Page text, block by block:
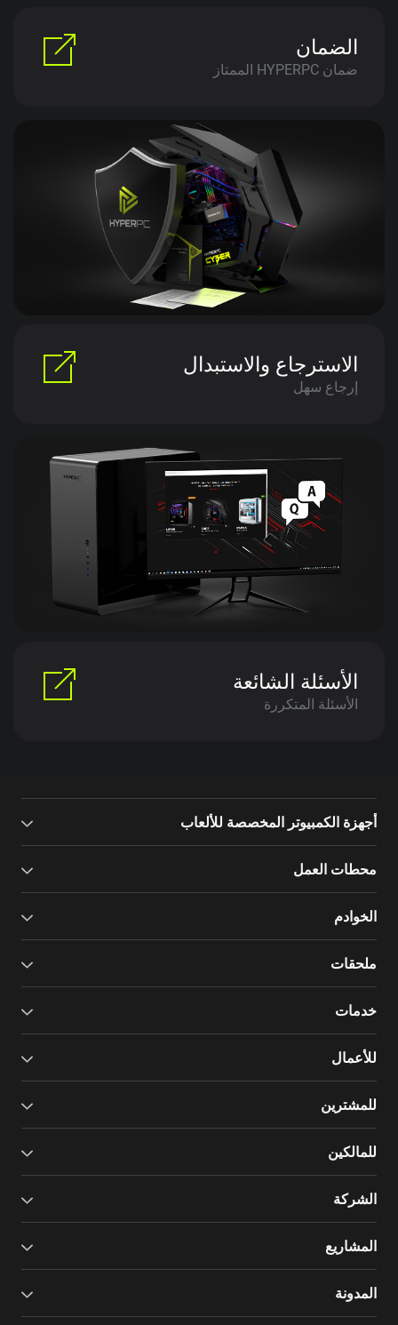
الضمان
ضمان HYPERPC الممتاز
الاسترجاع والاستبدال
إرجاع سهل
الأسئلة الشائعة
الأسئلة المتكررة
أجهزة الكمبيوتر المخصصة للألعاب
محطات العمل
الخوادم
ملحقات
خدمات
للأعمال
للمشترين
للمالكين
الشركة
المشاريع
المدونة